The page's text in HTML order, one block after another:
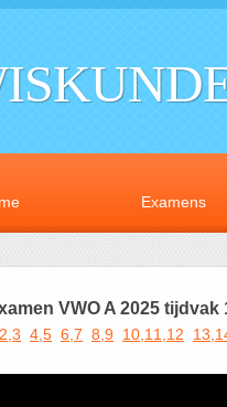
Examens
VWO A 2025 tijdvak
4,5 6,7 8,9 10,11,12